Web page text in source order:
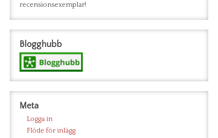
recensionsexemplar!
Blogghubb
Meta
Logga in
Flöde för inlägg